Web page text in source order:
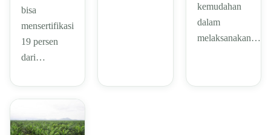
bisa
mensertifikasi
19 persen
dari…
kemudahan
dalam
melaksanakan…